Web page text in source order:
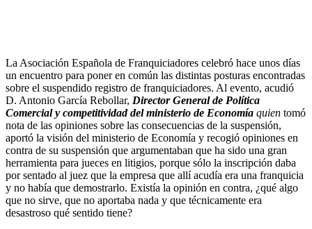
La Asociación Española de Franquiciadores celebró hace unos días
un encuentro para poner en común las distintas posturas encontradas
sobre el suspendido registro de franquiciadores. Al evento, acudió
D. Antonio García Rebollar, Director General de Política
Comercial y competitividad del ministerio de Economía quien tomó
nota de las opiniones sobre las consecuencias de la suspensión,
aportó la visión del ministerio de Economía y recogió opiniones en
contra de su suspensión que argumentaban que ha sido una gran
herramienta para jueces en litigios, porque sólo la inscripción daba
por sentado al juez que la empresa que allí acudía era una franquicia
y no había que demostrarlo. Existía la opinión en contra, ¿qué algo
que no sirve, que no aportaba nada y que técnicamente era
desastroso qué sentido tiene?